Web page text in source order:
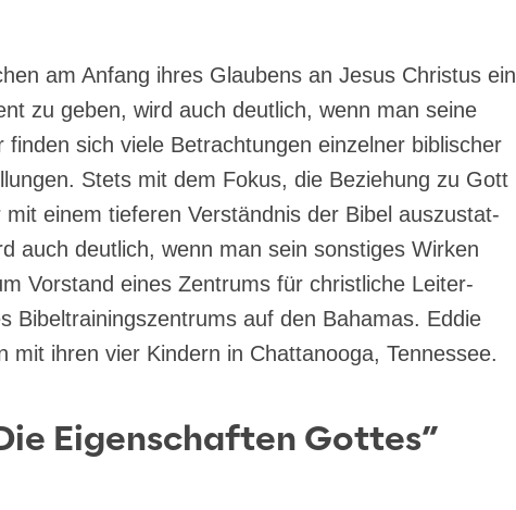
am Anfang ihres Glau­bens an Jesus Chris­tus ein
zu geben, wird auch deut­lich, wenn man sei­ne
fin­den sich vie­le Betrach­tun­gen ein­zel­ner bibli­scher
Stets mit dem Fokus, die Bezie­hung zu Gott
einem tie­fe­ren Ver­ständ­nis der Bibel aus­zu­stat­
auch deut­lich, wenn man sein sons­ti­ges Wir­ken
Vor­stand eines Zen­trums für christ­li­che Lei­ter­
Bibel­trai­nings­zen­trums auf den Baha­mas. Eddie
mit ihren vier Kin­dern in Chat­ta­noo­ga, Tennessee.
Eigenschaften Gottes”